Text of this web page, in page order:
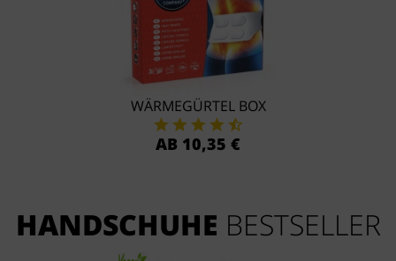
WÄRMEGÜRTEL BOX
AB 10,35 €
HANDSCHUHE BESTSELLER